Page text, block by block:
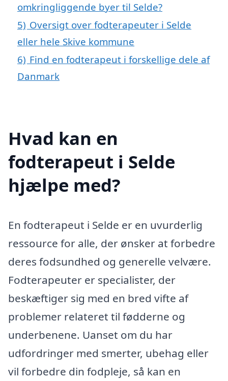
omkringliggende byer til Selde?
5) Oversigt over fodterapeuter i Selde
eller hele Skive kommune
6) Find en fodterapeut i forskellige dele af
Danmark
Hvad kan en
fodterapeut i Selde
hjælpe med?
En fodterapeut i Selde er en uvurderlig
ressource for alle, der ønsker at forbedre
deres fodsundhed og generelle velvære.
Fodterapeuter er specialister, der
beskæftiger sig med en bred vifte af
problemer relateret til fødderne og
underbenene. Uanset om du har
udfordringer med smerter, ubehag eller
vil forbedre din fodpleje, så kan en